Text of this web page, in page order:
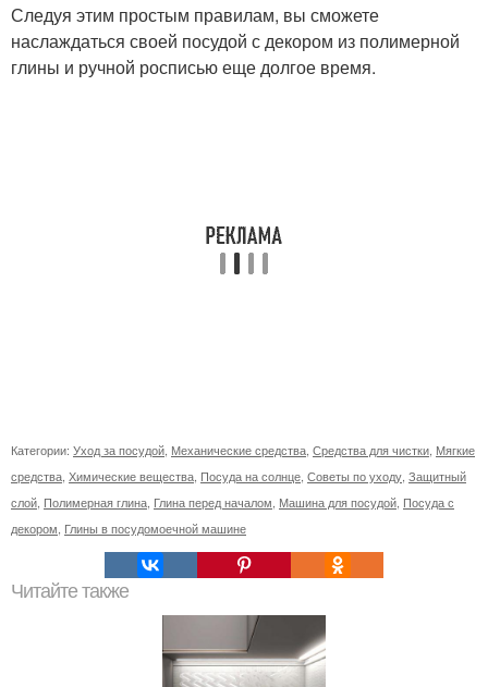
Следуя этим простым правилам, вы сможете
наслаждаться своей посудой с декором из полимерной
глины и ручной росписью еще долгое время.
Категории: Уход за посудой Механические средства Средства для чистки Мягкие
средства Химические вещества Посуда на солнце Советы по уходу Защитный
слой Полимерная глина Глина перед началом Машина для посудой Посуда с
декором Глины в посудомоечной машине
Читайте также